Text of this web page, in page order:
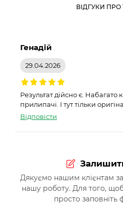
ВІДГУКИ ПРО
Генадій
29.04.2026
Результат дійсно є. Набагато
прилипачі. І тут тільки
Відповісти
Дякуємо нашим клієнтам
нашу роботу. Для того,
просто